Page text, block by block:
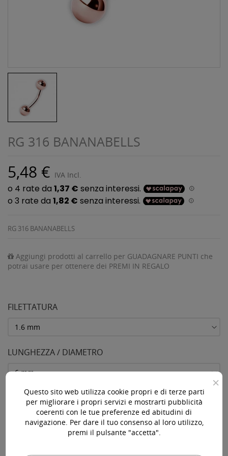
RG 316 BANANABELLS
5,48 € IVA Incl.
RG 316 BANANABELLS
Aggiungi prodotti al carrello per GUADAGNARE PUNTI che
potrai usare per ottenere dei PREMI IN REGALO
FILETTATURA
LUNGHEZZA / DIAMETRO
SFERA
×
Questo sito web utilizza cookie propri e di terze parti
per migliorare i propri servizi e mostrarti pubblicità
coerenti con le tue preferenze ed abitudini di
navigazione. Per dare il tuo consenso al loro utilizzo,
premi il pulsante "accetta".